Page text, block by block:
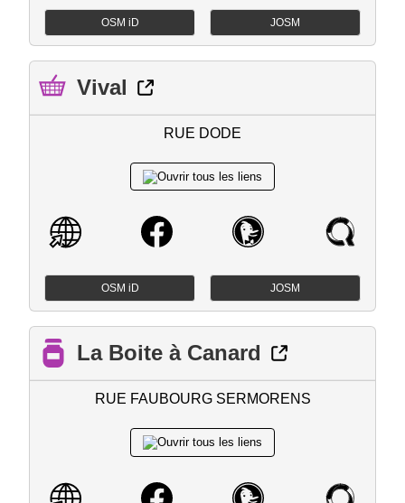
OSM iD JOSM
Vival
RUE DODE
OSM iD JOSM
La Boite à Canard
RUE FAUBOURG SERMORENS